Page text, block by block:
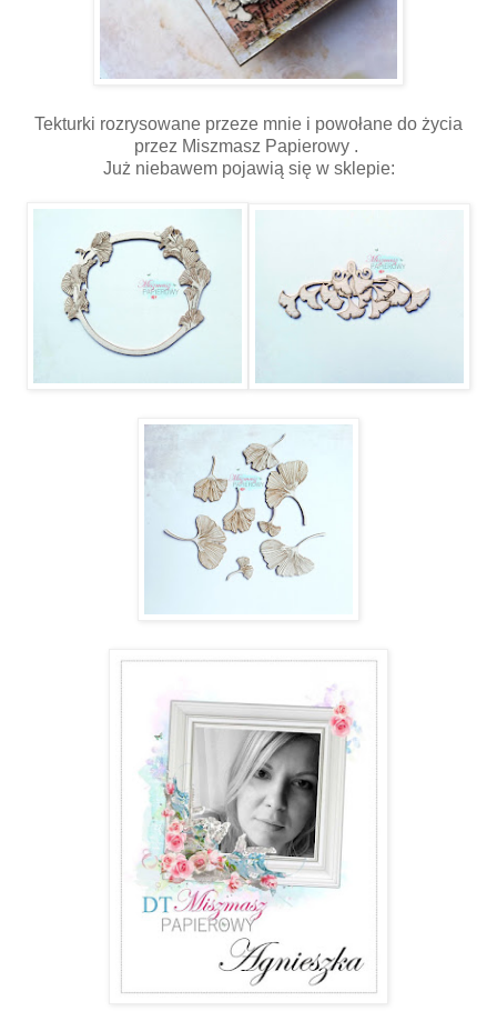
Tekturki rozrysowane przeze mnie i powołane do życia
przez Miszmasz Papierowy .
Już niebawem pojawią się w sklepie: